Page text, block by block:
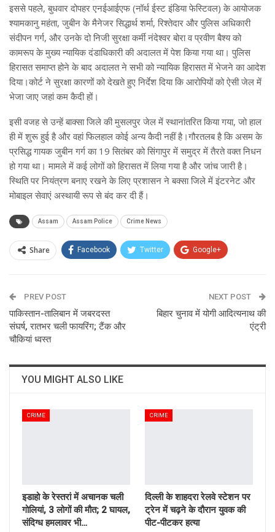
इससे पहले, बुधवार दोपहर एनईआईएफ (नॉर्थ ईस्ट इंडिया फेस्टिवल) के आयोजक
श्यामकानु महंता, जुबीन के मैनेजर सिद्धार्थ शर्मा, रिश्तेदार और पुलिस अधिकारी
संदीपन गर्ग, और उनके दो निजी सुरक्षा कर्मी नंदेश्वर बोरा व प्रवीण बैश्य को
कामरूप के मुख्य न्यायिक दंडाधिकारी की अदालत में पेश किया गया था। पुलिस
हिरासत समाप्त होने के बाद अदालत ने सभी को न्यायिक हिरासत में भेजने का आदेश
दिया।कोर्ट ने सुरक्षा कारणों को देखते हुए निर्देश दिया कि आरोपियों को ऐसी जेल में
भेजा जाए जहां कम कैदी हों।
इसी वजह से उन्हें बाक्सा जिले की मुसलपुर जेल में स्थानांतरित किया गया, जो हाल
ही में शुरू हुई है और वहां फिलहाल कोई अन्य कैदी नहीं है।गौरतलब है कि असम के
प्रसिद्ध गायक जुबीन गर्ग का 19 सितंबर को सिंगापुर में समुद्र में तैरते वक्त निधन
हो गया था। मामले में कई लोगों को हिरासत में लिया गया है और जांच जारी है।
स्थिति पर नियंत्रण बनाए रखने के लिए प्रशासन ने बक्सा जिले में इंटरनेट और
मोबाइल सेवाएं अस्थायी रूप से बंद कर दी हैं।
Assam Assam Police Crime News
Share Facebook Twitter Google+
Email
PREV POST
पाकिस्तान-तालिबान में जबरदस्त
संघर्ष, रातभर चली फायरिंग; टैंक और
चौकियां ध्वस्त
NEXT POST
बिहार चुनाव में योगी आदित्यनाथ की
एंट्री
YOU MIGHT ALSO LIKE
CRIME
इडाहो के रेस्तरां में अचानक चली
गोलियां, 3 लोगों की मौत; 2 घायल,
संदिग्ध हमलावर भी…
CRIME
दिल्ली के शाहदरा रेलवे स्टेशन पर
ट्रेन में चढ़ने के दौरान युवक की
पीट-पीटकर हत्या